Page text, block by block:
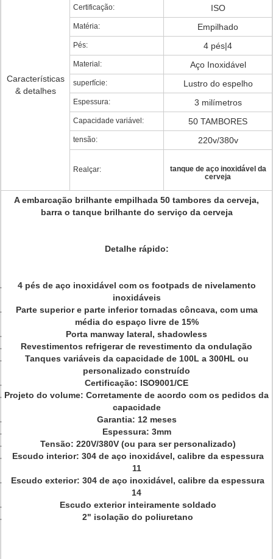
Características
& detalhes
Certificação: ISO
Matéria: Empilhado
Pés: 4 pés|4
Material: Aço Inoxidável
superfície: Lustro do espelho
Espessura: 3 milímetros
Capacidade variável: 50 TAMBORES
tensão: 220v/380v
Realçar:
tanque de aço inoxidável da
cerveja
A embarcação brilhante empilhada 50 tambores da cerveja,
barra o tanque brilhante do serviço da cerveja
Detalhe rápido:
4 pés de aço inoxidável com os footpads de nivelamento
inoxidáveis
Parte superior e parte inferior tornadas côncava, com uma
média do espaço livre de 15%
Porta manway lateral, shadowless
Revestimentos refrigerar de revestimento da ondulação
Tanques variáveis da capacidade de 100L a 300HL ou
personalizado construído
Certificação: ISO9001/CE
Projeto do volume: Corretamente de acordo com os pedidos da
capacidade
Garantia: 12 meses
Espessura: 3mm
Tensão: 220V/380V (ou para ser personalizado)
Escudo interior: 304 de aço inoxidável, calibre da espessura
11
Escudo exterior: 304 de aço inoxidável, calibre da espessura
14
Escudo exterior inteiramente soldado
2" isolação do poliuretano